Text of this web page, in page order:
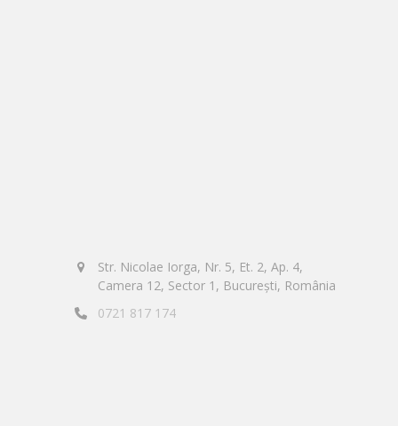
Str. Nicolae Iorga, Nr. 5, Et. 2, Ap. 4,
Camera 12, Sector 1, București, România
0721 817 174